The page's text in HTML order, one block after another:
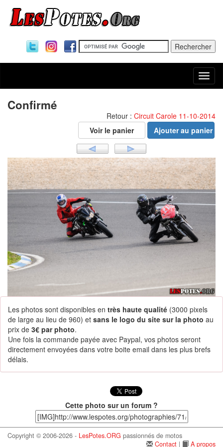
Confirmé
Retour : Circuit Carole 11-10-2014
Les photos sont disponibles en très haute qualité (3000 pixels
de large au lieu de 960) et sans le logo du site sur la photo au
prix de 3€ par photo.
Une fois la commande payée avec Paypal, vos photos seront
directement envoyées dans votre boite email dans les plus brefs
délais.
Cette photo sur un forum ?
Copyright © 2006-2026 - LesPotes.ORG passionnés de motos
Contact | A propos